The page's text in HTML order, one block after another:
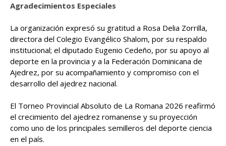
Agradecimientos Especiales
La organización expresó su gratitud a Rosa Delia Zorrilla,
directora del Colegio Evangélico Shalom, por su respaldo
institucional; el diputado Eugenio Cedeño, por su apoyo al
deporte en la provincia y a la Federación Dominicana de
Ajedrez, por su acompañamiento y compromiso con el
desarrollo del ajedrez nacional.
El Torneo Provincial Absoluto de La Romana 2026 reafirmó
el crecimiento del ajedrez romanense y su proyección
como uno de los principales semilleros del deporte ciencia
en el país.